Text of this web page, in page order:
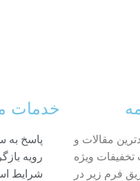
مقالات و
ویژه
فرم زیر در
خدمات
پاسخ به
رویه
شرایط